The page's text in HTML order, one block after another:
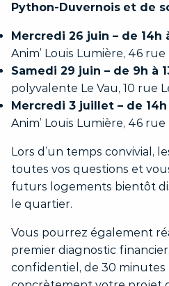
Python-Duvernois et de
Mercredi 26 juin – de 14h
Anim’ Louis Lumière, 46
Samedi 29 juin – de 9h à
polyvalente Le Vau, 10 rue
Mercredi 3 juillet – de 14h
Anim’ Louis Lumière, 46
Lors d’un temps convivial,
toutes vos questions et
futurs logements bientôt
le quartier.
Vous pourrez également
premier diagnostic
confidentiel, de 30 minutes